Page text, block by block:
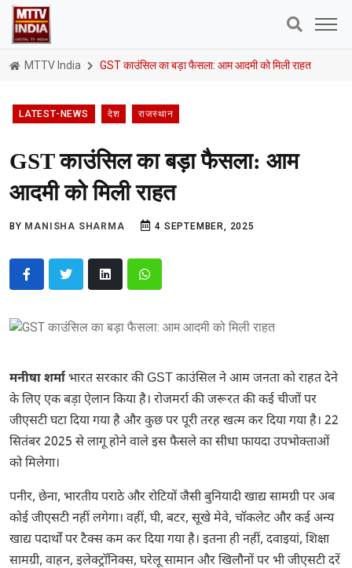
MTTV India GST काउंसिल का बड़ा फैसला: आम आदमी को मिली राहत
LATEST-NEWS देश राजस्थान
GST काउंसिल का बड़ा फैसला: आम
आदमी को मिली राहत
BY MANISHA SHARMA 4 SEPTEMBER, 2025
मनीषा शर्माभारत सरकार की GST काउंसिल ने आम जनता को राहत देने
के लिए एक बड़ा ऐलान किया है। रोजमर्रा की जरूरत की कई चीजों पर
जीएसटी घटा दिया गया है और कुछ पर पूरी तरह खत्म कर दिया गया है। 22
सितंबर 2025 से लागू होने वाले इस फैसले का सीधा फायदा उपभोक्ताओं
को मिलेगा।
पनीर, छेना, भारतीय पराठे और रोटियों जैसी बुनियादी खाद्य सामग्री पर अब
कोई जीएसटी नहीं लगेगा। वहीं, घी, बटर, सूखे मेवे, चॉकलेट और कई अन्य
खाद्य पदार्थों पर टैक्स कम कर दिया गया है। इतना ही नहीं, दवाइयां, शिक्षा
सामग्री, वाहन, इलेक्ट्रॉनिक्स, घरेलू सामान और खिलौनों पर भी जीएसटी दरें